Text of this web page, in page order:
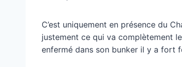
C’est uniquement en présence du
justement ce qui va complètement
enfermé dans son bunker il y a fort